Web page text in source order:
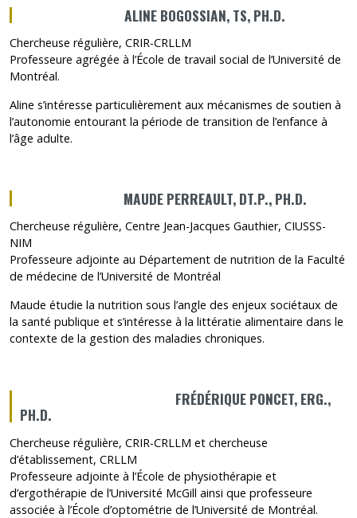
ALINE BOGOSSIAN, TS, PH.D.
Chercheuse régulière, CRIR-CRLLM
Professeure agrégée à l’École de travail social de l’Université de
Montréal.
Aline s’intéresse particulièrement aux mécanismes de soutien à
l’autonomie entourant la période de transition de l’enfance à
l’âge adulte.
MAUDE PERREAULT, DT.P., PH.D.
Chercheuse régulière, Centre Jean-Jacques Gauthier, CIUSSS-
NIM
Professeure adjointe au Département de nutrition de la Faculté
de médecine de l’Université de Montréal
Maude étudie la nutrition sous l’angle des enjeux sociétaux de
la santé publique et s’intéresse à la littératie alimentaire dans le
contexte de la gestion des maladies chroniques.
FRÉDÉRIQUE PONCET, ERG.,
PH.D.
Chercheuse régulière, CRIR-CRLLM et chercheuse
d’établissement, CRLLM
Professeure adjointe à l’École de physiothérapie et
d’ergothérapie de l’Université McGill ainsi que professeure
associée à l’École d’optométrie de l’Université de Montréal.